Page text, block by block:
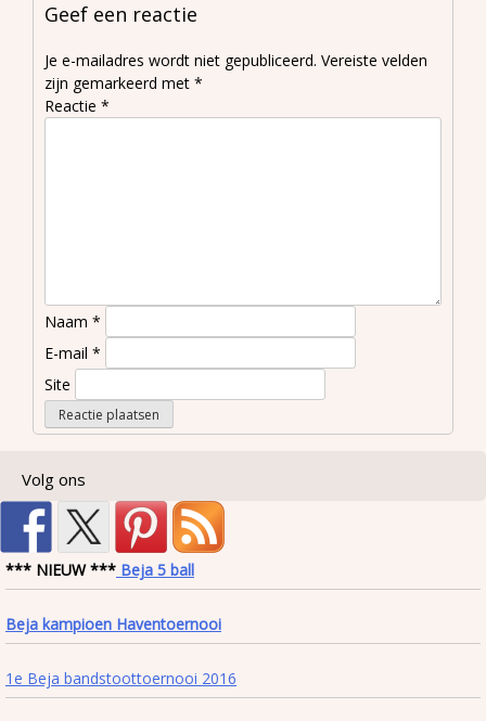
Geef een reactie
Je e-mailadres wordt niet gepubliceerd. Vereiste velden
zijn gemarkeerd met *
Reactie *
Naam *
E-mail *
Site
Volg ons
*** NIEUW *** Beja 5 ball
Beja kampioen Haventoernooi
1e Beja bandstoottoernooi 2016